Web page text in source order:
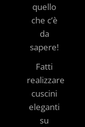
quello
che c’è
da
sapere!
Fatti
realizzare
cuscini
eleganti
su